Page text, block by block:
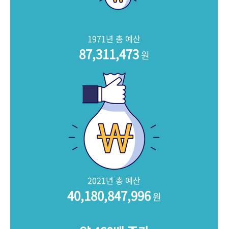
1971년 총 예산
87,311,473원
2021년 총 예산
40,180,847,996원